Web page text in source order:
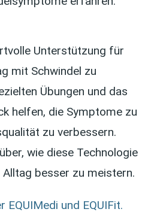
Unterstützung für
mit Schwindel zu
Übungen und das
helfen, die Symptome zu
zu verbessern.
wie diese Technologie
Alltag besser zu meistern.
EQUIMedi und EQUIFit.